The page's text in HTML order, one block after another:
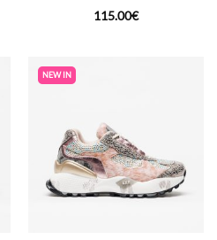
115.00€
NEW IN